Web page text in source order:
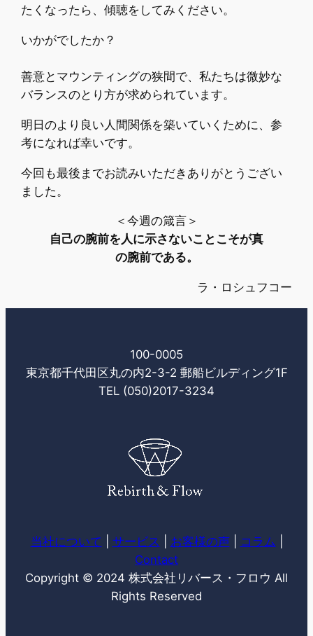
たくなったら、傾聴をしてみください。
いかがでしたか？
善意とマウンティングの狭間で、私たちは微妙な
バランスのとり方が求められています。
明日のより良い人間関係を築いていくために、参
考になれば幸いです。
今回も最後までお読みいただきありがとうござい
ました。
＜今週の箴言＞
自己の腕前を人に示さないことこそが真
の腕前である。
ラ・ロシュフコー
100-0005
東京都千代田区丸の内2-3-2 郵船ビルディング1F
TEL (050)2017-3234
当社について サービス お客様の声| コラム
Contact
Copyright © 2024 株式会社リバース・フロウ All
Rights Reserved